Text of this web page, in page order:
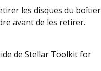
les disques du boîtier
avant de les retirer.
de Stellar Toolkit for